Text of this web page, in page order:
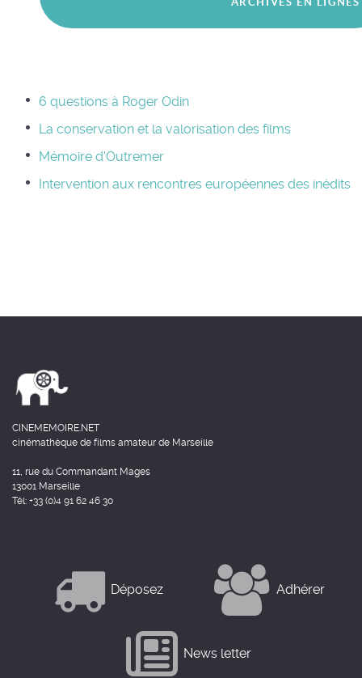
6 questions à Roger Odin
La conservation et la valorisation des films
Mémoire d'Outremer
Intervention aux rencontres européennes des inédits
CINEMEMOIRE.NET
cinémathèque de films amateur de Marseille
11, rue du Commandant Mages
13001 Marseille
Tél: +33 (0)4 91 62 46 30
Déposez Adhérer
News letter